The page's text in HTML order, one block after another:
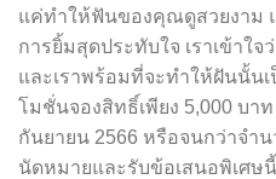
แค่ทำให้ฟันของคุณดูสวยงาม
การยิ้มสุดประทับใจ เราเข้า
และเราพร้อมที่จะทำให้ฝัน
โมชั่นจองสิทธิ์เพียง 5,000 บา
กันยายน 2566 หรือจนกว่าจำน
นัดหมายและรับข้อเสนอพิเศษ